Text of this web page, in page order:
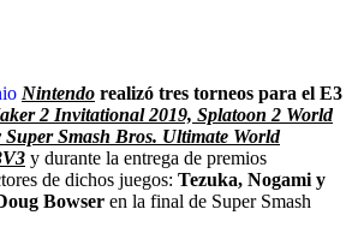
Nintendo realizó tres torneos para el E3
2 Invitational 2019, Splatoon 2 World
Smash Bros. Ultimate World
y durante la entrega de premios
de dichos juegos: Tezuka, Nogami y
Bowser en la final de Super Smash